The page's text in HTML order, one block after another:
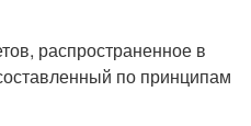
распространенное в
по принципам